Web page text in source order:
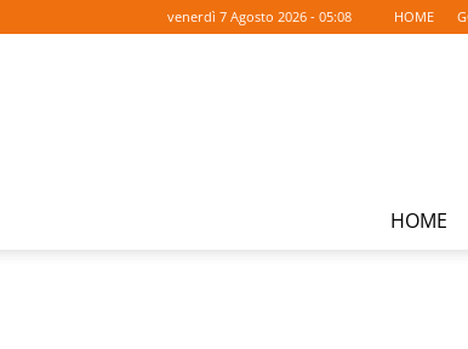
venerdì 7 Agosto 2026 - 05:08 HOME
HOME